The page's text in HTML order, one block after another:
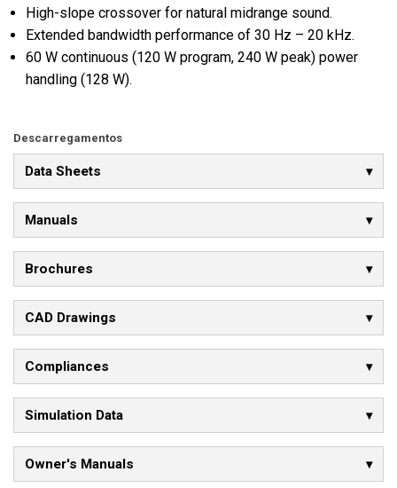
High-slope crossover for natural midrange sound.
Extended bandwidth performance of 30 Hz – 20 kHz.
60 W continuous (120 W program, 240 W peak) power
handling (128 W).
Descarregamentos
Data Sheets
Manuals
Brochures
CAD Drawings
Compliances
Simulation Data
Owner's Manuals